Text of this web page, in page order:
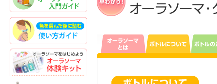
オーラソーマとはボトル
ボトルについて
オーラソーマ体験キット
イクイリブリアム